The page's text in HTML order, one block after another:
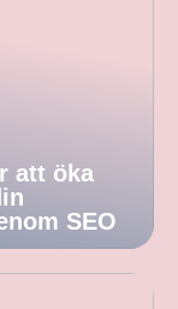
att öka
SEO